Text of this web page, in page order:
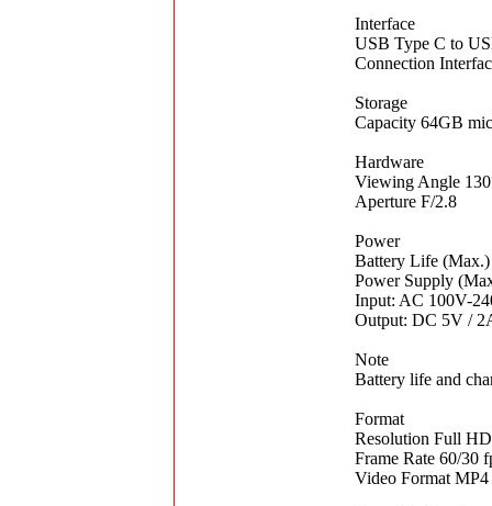
Interface
USB Type C to
Connection
Storage
Capacity 64GB
Hardware
Viewing Angle
Aperture F/2.8
Power
Battery Life (Max.)
Power Supply
Input: AC 100V-
Output: DC 5V /
Note
Battery life and
Format
Resolution Full
Frame Rate 60/30
Video Format